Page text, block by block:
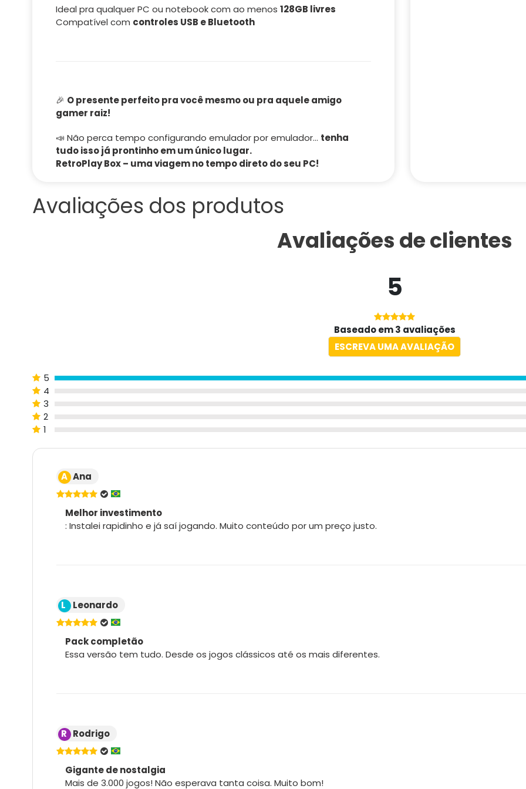
Ideal pra qualquer PC ou notebook com ao menos 128GB livres
Compatível com controles USB e Bluetooth
🎉 O presente perfeito pra você mesmo ou pra aquele amigo
gamer raiz!
📣 Não perca tempo configurando emulador por emulador... tenha
tudo isso já prontinho em um único lugar.
RetroPlay Box – uma viagem no tempo direto do seu PC!
Avaliações dos produtos
Avaliações de clientes
5
Baseado em 3 avaliações
ESCREVA UMA AVALIAÇÃO
5
4
3
2
1
A Ana
Melhor investimento
: Instalei rapidinho e já saí jogando. Muito conteúdo por um preço justo.
L Leonardo
Pack completão
Essa versão tem tudo. Desde os jogos clássicos até os mais diferentes.
R Rodrigo
Gigante de nostalgia
Mais de 3.000 jogos! Não esperava tanta coisa. Muito bom!